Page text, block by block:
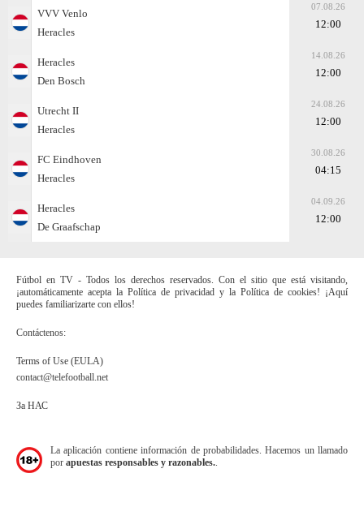
VVV Venlo
Heracles
07.08.26
12:00
Heracles
Den Bosch
14.08.26
12:00
Utrecht II
Heracles
24.08.26
12:00
FC Eindhoven
Heracles
30.08.26
04:15
Heracles
De Graafschap
04.09.26
12:00
Fútbol en TV - Todos los derechos reservados. Con el sitio que está visitando,
¡automáticamente acepta la Política de privacidad y la Política de cookies! ¡Aquí
puedes familiarizarte con ellos!
Contáctenos:
Terms of Use (EULA)
contact@telefootball.net
За НАС
La aplicación contiene información de probabilidades. Hacemos un llamado
por apuestas responsables y razonables.